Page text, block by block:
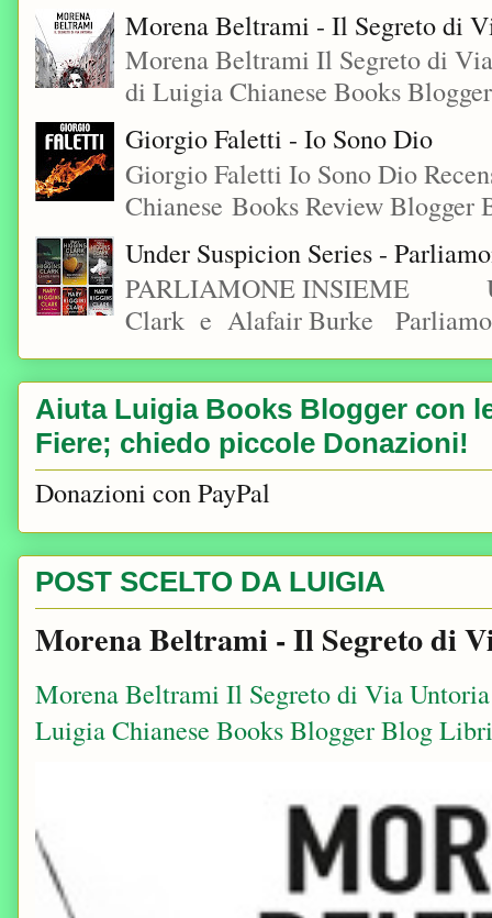
Morena Beltrami - Il Segreto di
Morena Beltrami Il Segreto di
di Luigia Chianese Books
Giorgio Faletti - Io Sono Dio
Giorgio Faletti Io Sono Dio
Chianese Books Review
Under Suspicion Series -
PARLIAMONE INSIEME
Clark e Alafair Burke
Aiuta Luigia Books Blogger con
Fiere; chiedo piccole Donazioni!
Donazioni con PayPal
POST SCELTO DA LUIGIA
Morena Beltrami - Il Segreto di
Morena Beltrami Il Segreto di Via
Luigia Chianese Books Blogger Blog